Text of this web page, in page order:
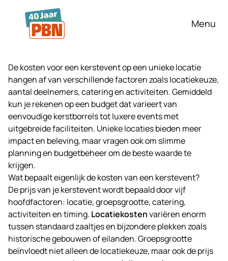
Ga naar hoofdinhoud
Menu
De kosten voor een kerstevent op een unieke locatie
hangen af van verschillende factoren zoals locatiekeuze,
aantal deelnemers, catering en activiteiten. Gemiddeld
kun je rekenen op een budget dat varieert van
eenvoudige kerstborrels tot luxere events met
uitgebreide faciliteiten. Unieke locaties bieden meer
impact en beleving, maar vragen ook om slimme
planning en budgetbeheer om de beste waarde te
krijgen.
Wat bepaalt eigenlijk de kosten van een kerstevent?
De prijs van je kerstevent wordt bepaald door vijf
hoofdfactoren: locatie, groepsgrootte, catering,
activiteiten en timing. Locatiekostenvariëren enorm
tussen standaard zaaltjes en bijzondere plekken zoals
historische gebouwen of eilanden. Groepsgrootte
beïnvloedt niet alleen de locatiekeuze, maar ook de prijs